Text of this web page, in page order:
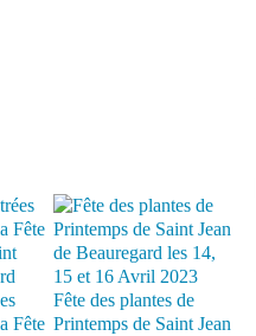
Fête
Fête des plantes de
Printemps de Saint Jean